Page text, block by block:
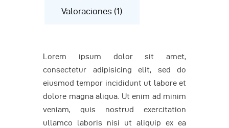
Valoraciones (1)
Lorem ipsum dolor sit amet,
consectetur adipisicing elit, sed do
eiusmod tempor incididunt ut labore et
dolore magna aliqua. Ut enim ad minim
veniam, quis nostrud exercitation
ullamco laboris nisi ut aliquip ex ea